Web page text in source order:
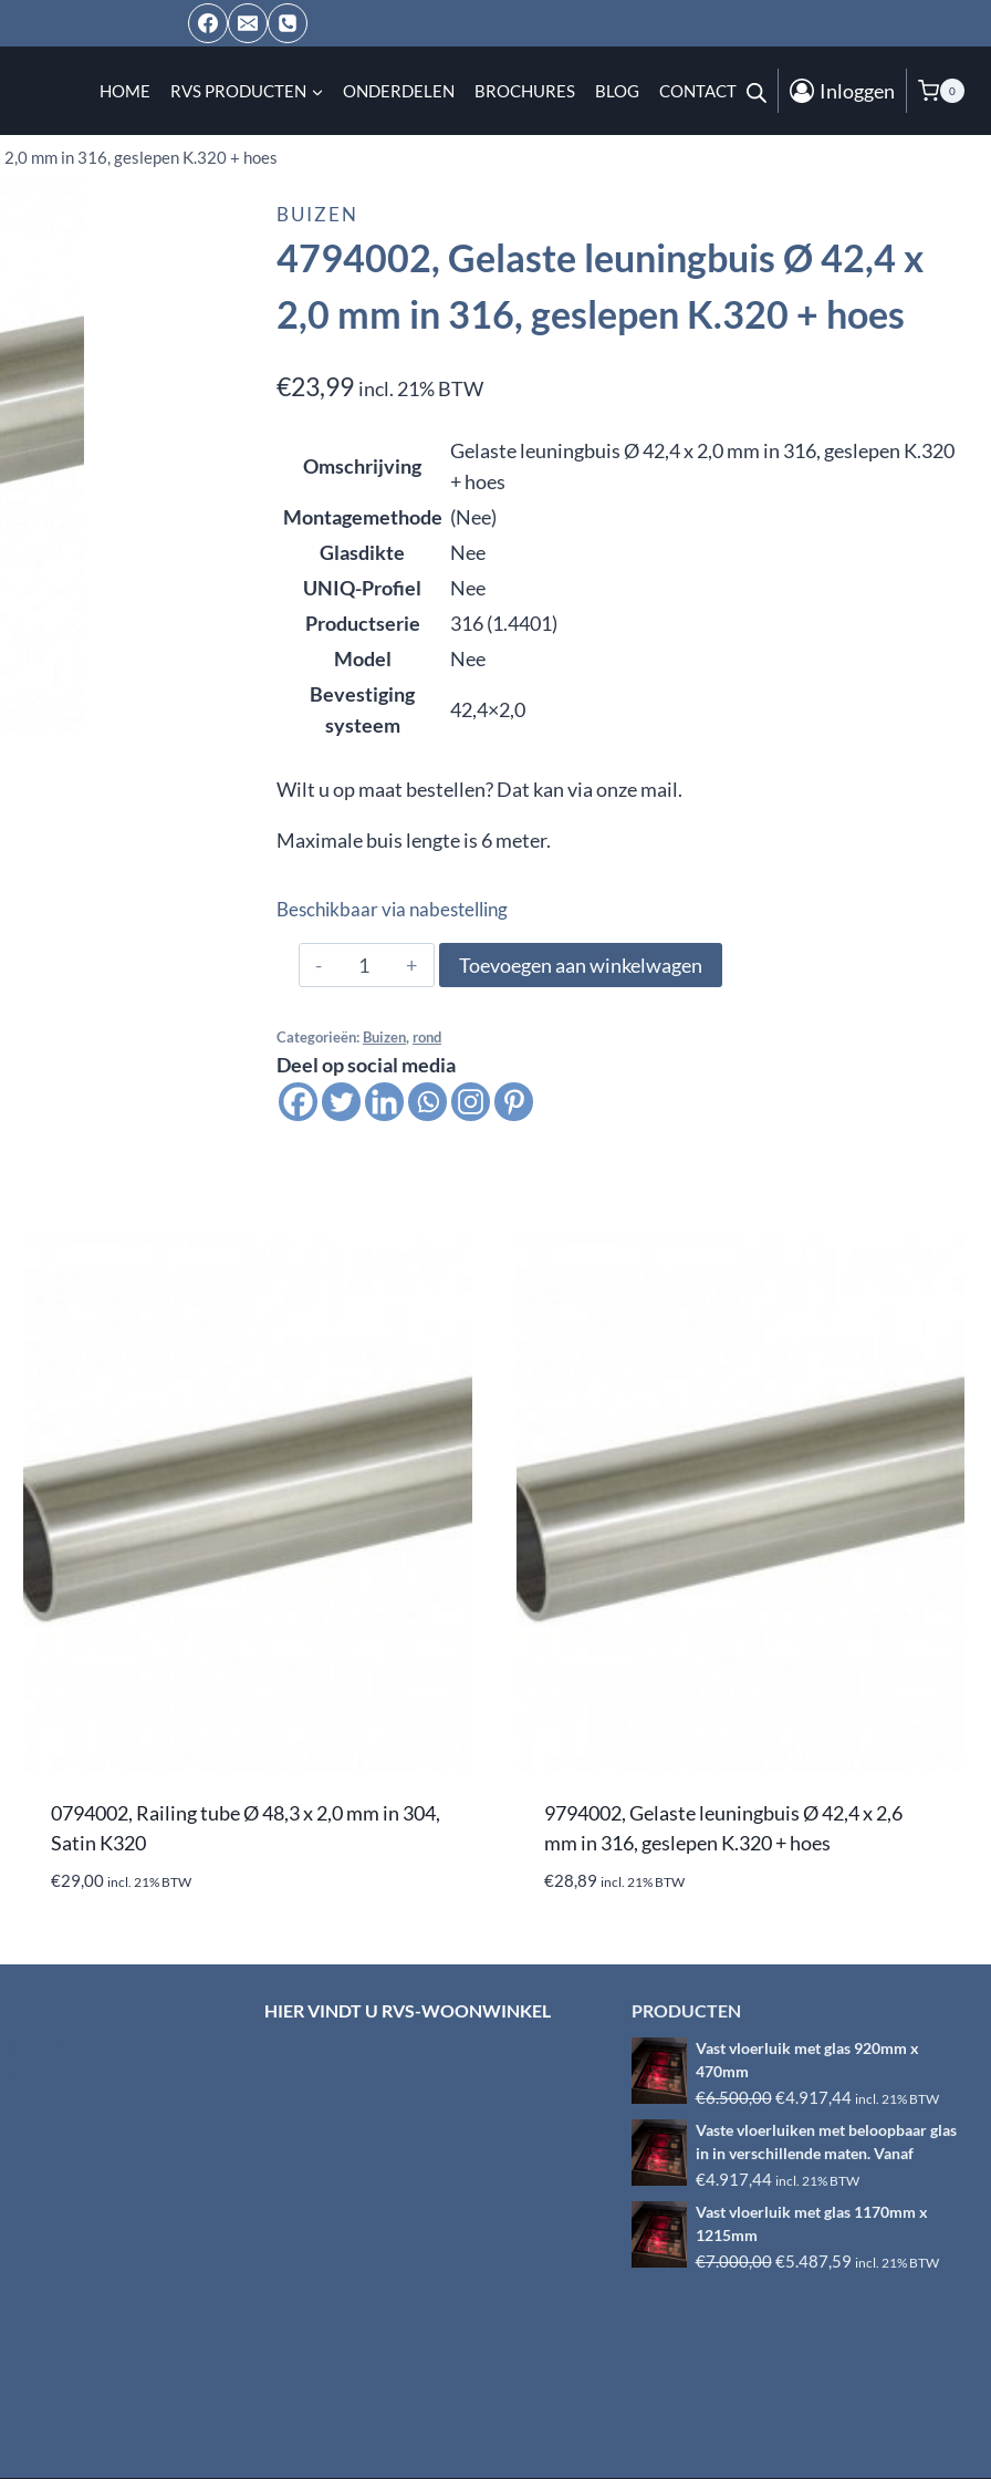
HOME RVS PRODUCTEN ONDERDELEN BROCHURES BLOG CONTACT Inloggen 0
mm in 316, geslepen K.320 + hoes
BUIZEN
4794002, Gelaste leuningbuis Ø 42,4 x
2,0 mm in 316, geslepen K.320 + hoes
€23,99 incl. 21% BTW
Omschrijving
Gelaste leuningbuis Ø 42,4 x 2,0 mm in 316, geslepen K.320
+ hoes
Montagemethode (Nee)
Glasdikte
Nee
UNIQ-Profiel
Nee
Productserie
316 (1.4401)
Model
Nee
Bevestiging
systeem
42,4×2,0
Wilt u op maat bestellen? Dat kan via onze mail.
Maximale buis lengte is 6 meter.
Beschikbaar via nabestelling
4794002,
Gelaste
42,4
x
aantal
Toevoegen aan winkelwagen
Categorieën: Buizen, rond
Deel op social media
0794002, Railing tube Ø 48,3 x 2,0 mm in 304,
Satin K320
€29,00 incl. 21% BTW
9794002, Gelaste leuningbuis Ø 42,4 x 2,6
mm in 316, geslepen K.320 + hoes
€28,89 incl. 21% BTW
HIER VINDT U RVS-WOONWINKEL PRODUCTEN
Vast vloerluik met glas 920mm x
470mm
€6.500,00Oorspronkelijke
prijs
was:
€6.500,00.
€4.917,44Huidige
prijs
is:
€4.917,44.
incl. 21% BTW
Vaste vloerluiken met beloopbaar glas
in in verschillende maten. Vanaf
€4.917,44 incl. 21% BTW
Vast vloerluik met glas 1170mm x
1215mm
€7.000,00Oorspronkelijke
€5.487,59Huidige
incl. 21% BTW